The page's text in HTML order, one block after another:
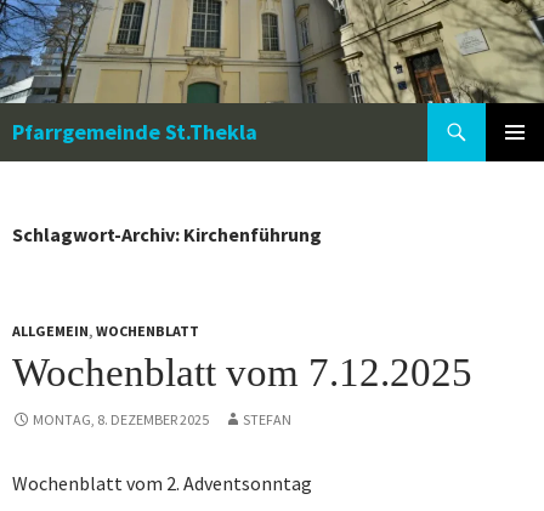
Zum
Inhalt
springen
Pfarrgemeinde St.Thekla
Schlagwort-Archiv: Kirchenführung
ALLGEMEIN, WOCHENBLATT
Wochenblatt vom 7.12.2025
MONTAG, 8. DEZEMBER 2025 STEFAN
Wochenblatt vom 2. Adventsonntag